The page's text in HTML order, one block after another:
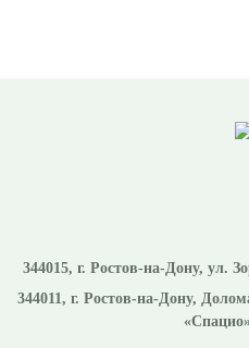
344015, г. Ростов-на-Дону, ул.
344011, г. Ростов-на-Дону,